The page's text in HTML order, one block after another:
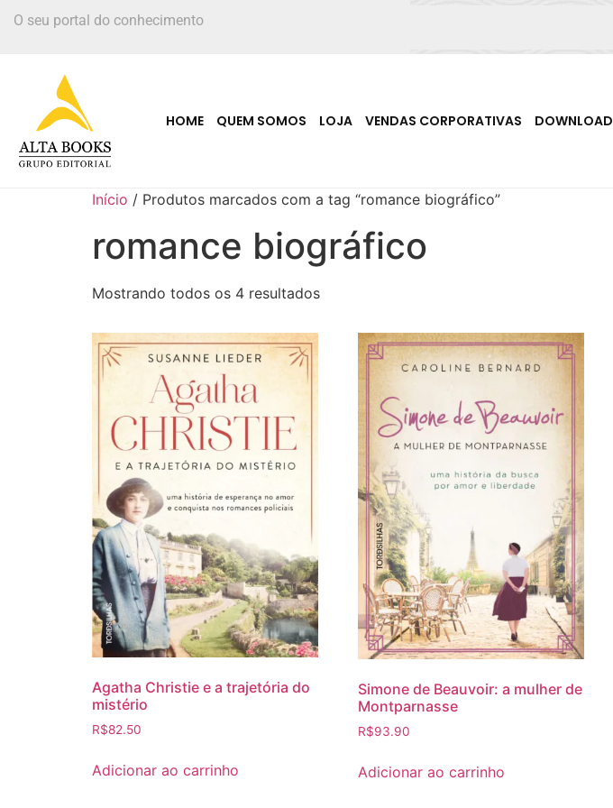
O seu portal do conhecimento
HOME QUEM SOMOS LOJA VENDAS CORPORATIVAS DOWNLOAD
Início / Produtos marcados com a tag “romance biográfico”
romance biográfico
Mostrando todos os 4 resultados
Agatha Christie e a trajetória do
mistério
R$82.50
Adicionar ao carrinho
Simone de Beauvoir: a mulher de
Montparnasse
R$93.90
Adicionar ao carrinho